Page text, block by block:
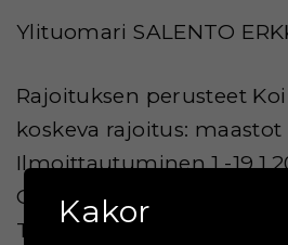
Ylituomari SALENTO
Rajoituksen perusteet
koskeva rajoitus:
Ilmoittautuminen 1.-
Osanottomaksu 35€
Tilinumero FI73 4055
Kakor